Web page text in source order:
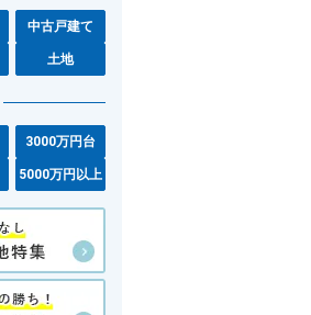
中古戸建て
土地
3000万円台
5000万円以上